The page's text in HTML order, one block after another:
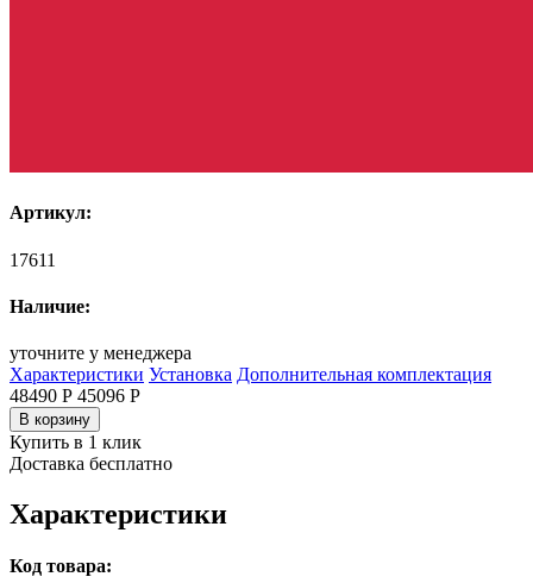
Артикул:
17611
Наличие:
уточните у менеджера
Характеристики Установка Дополнительная комплектация
48490 Р 45096 Р
В корзину
Купить в 1 клик
Доставка бесплатно
Характеристики
Код товара: